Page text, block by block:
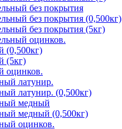
без покрытия
без покрытия (0,500кг)
без покрытия (5кг)
оцинков.
(0,500кг)
(5кг)
оцинков.
латунир.
латунир. (0,500кг)
медный
медный (0,500кг)
оцинков.